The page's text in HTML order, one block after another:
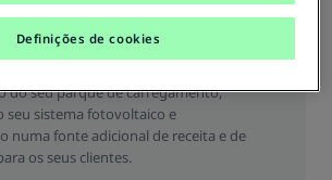
do seu parque de carregamento,
seu sistema fotovoltaico e
numa fonte adicional de receita e de
os seus clientes.
Definições de cookies